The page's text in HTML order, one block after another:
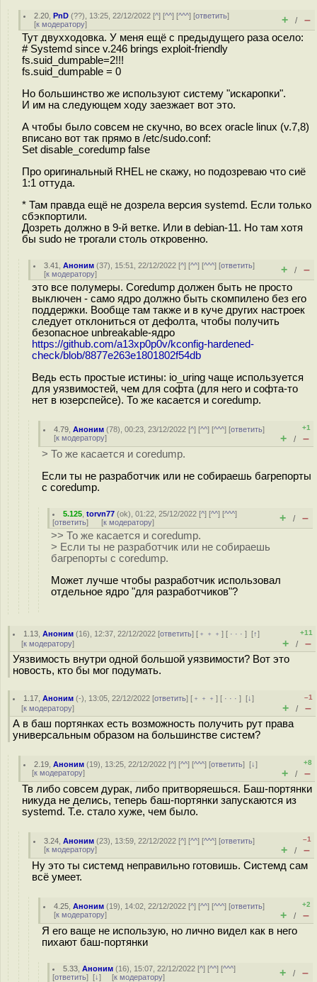
2.20 ,PnD (??), 13:25, 22/12/2022 [^] [^^] [^^^] [ответить]
[к модератору] + / –
Тут двухходовка. У меня ещё с предыдущего раза осело:
# Systemd since v.246 brings exploit-friendly
fs.suid_dumpable=2!!!
fs.suid_dumpable = 0
Но большинство же используют систему "искаропки".
И им на следующем ходу заезжает вот это.
А чтобы было совсем не скучно, во всех oracle linux (v.7,8)
вписано вот так прямо в /etc/sudo.conf:
Set disable_coredump false
Про оригинальный RHEL не скажу, но подозреваю что сиё
1:1 оттуда.
* Там правда ещё не дозрела версия systemd. Если только
сбэкпортили.
Дозреть должно в 9-й ветке. Или в debian-11. Но там хотя
бы sudo не трогали столь откровенно.
3.41 ,Аноним (37), 15:51, 22/12/2022 [^] [^^] [^^^] [ответить]
[к модератору] + / –
это все полумеры. Coredump должен быть не просто
выключен - само ядро должно быть скомпилено без его
поддержки. Вообще там также и в куче других настроек
следует отклониться от дефолта, чтобы получить
безопасное unbreakable-ядро
https://github.com/a13xp0p0v/kconfig-hardened-
check/blob/8877e263e1801802f54db
Ведь есть простые истины: io_uring чаще используется
для уязвимостей, чем для софта (для него и софта-то
нет в юзерспейсе). То же касается и coredump.
4.79 ,Аноним (78), 00:23, 23/12/2022 [^] [^^] [^^^] [ответить]
[к модератору]
+1
+ / –
> То же касается и coredump.
Если ты не разработчик или не собираешь багрепорты
с coredump.
5.125 ,torvn77 (ok), 01:22, 25/12/2022 [^] [^^] [^^^]
[ответить] [к модератору] + / –
>> То же касается и coredump.
> Если ты не разработчик или не собираешь
багрепорты с coredump.
Может лучше чтобы разработчик использовал
отдельное ядро "для разработчиков"?
1.13 ,Аноним (16), 12:37, 22/12/2022 [ответить] [ ﹢﹢﹢] [ · · ·][↑]
[к модератору]
+11
+ / –
Уязвимость внутри одной большой уязвимости? Вот это
новость, кто бы мог подумать.
1.17 ,Аноним (-), 13:05, 22/12/2022 [ответить] [ ﹢﹢﹢] [ · · ·][↓]
[к модератору]
–1
+ / –
А в баш портянках есть возможность получить рут права
универсальным образом на большинстве систем?
2.19 ,Аноним (19), 13:25, 22/12/2022 [^] [^^] [^^^] [ответить][↓]
[к модератору]
+8
+ / –
Тв либо совсем дурак, либо притворяешься. Баш-портянки
никуда не делись, теперь баш-портянки запускаются из
systemd. Т.е. стало хуже, чем было.
3.24 ,Аноним (23), 13:59, 22/12/2022 [^] [^^] [^^^] [ответить]
[к модератору]
–1
+ / –
Ну это ты системд неправильно готовишь. Системд сам
всё умеет.
4.25 ,Аноним (19), 14:02, 22/12/2022 [^] [^^] [^^^] [ответить]
[к модератору]
+2
+ / –
Я его ваще не использую, но лично видел как в него
пихают баш-портянки
5.33 ,Аноним (16), 15:07, 22/12/2022 [^] [^^] [^^^]
[ответить] [↓] [к модератору] + / –